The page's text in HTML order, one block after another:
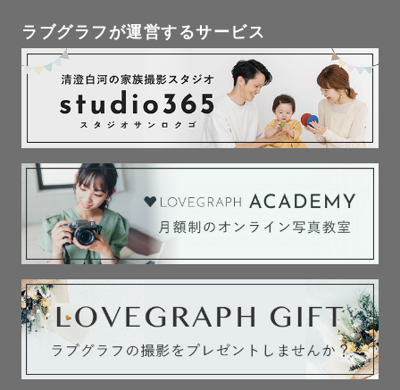
ラブグラフが運営するサービス